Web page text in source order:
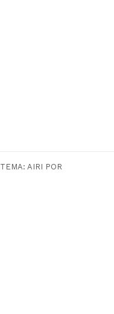
TEMA: AIRI POR